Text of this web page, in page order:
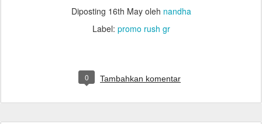
Diposting 16th Mayoleh nandha
Label: promo rush gr
0 Tambahkan komentar